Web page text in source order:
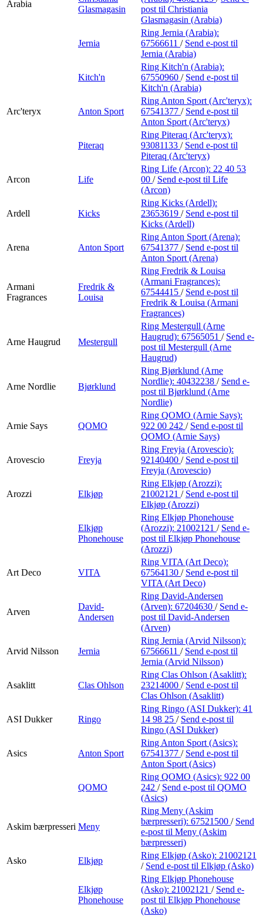
Arabia
Glasmagasin
post til Christiania
Glasmagasin (Arabia)
Jernia
Ring Jernia (Arabia):
67566611 / Send e-post til
Jernia (Arabia)
Kitch'n
Ring Kitch'n (Arabia):
67550960 / Send e-post til
Kitch'n (Arabia)
Arc'teryx Anton Sport
Ring Anton Sport (Arc'teryx):
67541377 / Send e-post til
Anton Sport (Arc'teryx)
Piteraq
Ring Piteraq (Arc'teryx):
93081133 / Send e-post til
Piteraq (Arc'teryx)
Arcon Life
Ring Life (Arcon): 22 40 53
00 / Send e-post til Life
(Arcon)
Ardell Kicks
Ring Kicks (Ardell):
23653619 / Send e-post til
Kicks (Ardell)
Arena Anton Sport
Ring Anton Sport (Arena):
67541377 / Send e-post til
Anton Sport (Arena)
Armani
Fragrances
Fredrik &
Louisa
Ring Fredrik & Louisa
(Armani Fragrances):
67544415 / Send e-post til
Fredrik & Louisa (Armani
Fragrances)
Arne Haugrud Mestergull
Ring Mestergull (Arne
Haugrud): 67565051 / Send e-
post til Mestergull (Arne
Haugrud)
Arne Nordlie Bjørklund
Ring Bjørklund (Arne
Nordlie): 40432238 / Send e-
post til Bjørklund (Arne
Nordlie)
Arnie Says QOMO
Ring QOMO (Arnie Says):
922 00 242 / Send e-post til
QOMO (Arnie Says)
Arovescio Freyja
Ring Freyja (Arovescio):
92140400 / Send e-post til
Freyja (Arovescio)
Arozzi Elkjøp
Ring Elkjøp (Arozzi):
21002121 / Send e-post til
Elkjøp (Arozzi)
Elkjøp
Phonehouse
Ring Elkjøp Phonehouse
(Arozzi): 21002121 / Send e-
post til Elkjøp Phonehouse
(Arozzi)
Art Deco VITA
Ring VITA (Art Deco):
67564130 / Send e-post til
VITA (Art Deco)
Arven
David-
Andersen
Ring David-Andersen
(Arven): 67204630 / Send e-
post til David-Andersen
(Arven)
Arvid Nilsson Jernia
Ring Jernia (Arvid Nilsson):
67566611 / Send e-post til
Jernia (Arvid Nilsson)
Asaklitt Clas Ohlson
Ring Clas Ohlson (Asaklitt):
23214000 / Send e-post til
Clas Ohlson (Asaklitt)
ASI Dukker Ringo
Ring Ringo (ASI Dukker): 41
14 98 25 / Send e-post til
Ringo (ASI Dukker)
Asics Anton Sport
Ring Anton Sport (Asics):
67541377 / Send e-post til
Anton Sport (Asics)
QOMO
Ring QOMO (Asics): 922 00
242 / Send e-post til QOMO
(Asics)
Askim bærpresseri Meny
Ring Meny (Askim
bærpresseri): 67521500 / Send
e-post til Meny (Askim
bærpresseri)
Asko
Elkjøp
Ring Elkjøp (Asko): 21002121
/ Send e-post til Elkjøp (Asko)
Elkjøp
Phonehouse
Ring Elkjøp Phonehouse
(Asko): 21002121 / Send e-
post til Elkjøp Phonehouse
(Asko)